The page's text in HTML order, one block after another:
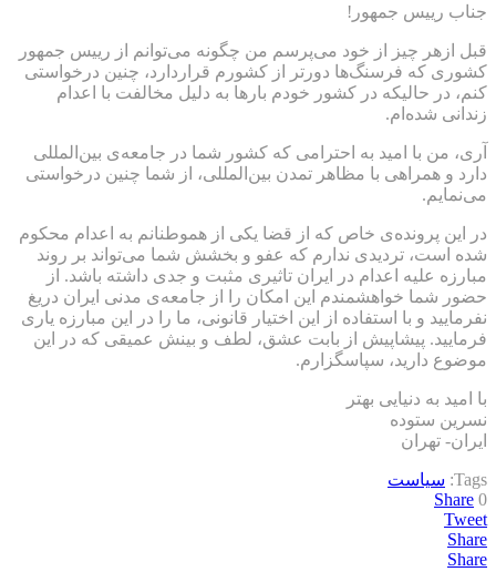
جناب رییس جمهور!
قبل ازهر چیز از خود می‌پرسم من چگونه می‌توانم از رییس جمهور
کشوری که فرسنگ‌ها دورتر از کشورم قراردارد، چنین درخواستی
کنم، در حالیکه در کشور خودم بارها به دلیل مخالفت با اعدام
زندانی شده‌ام.
آری، من با امید به احترامی که کشور شما در جامعه‌ی بین‌المللی
دارد و همراهی با مظاهر تمدن بین‌المللی، از شما چنین درخواستی
می‌نمایم.
در این پرونده‌ی خاص که از قضا یکی از هموطنانم به اعدام محکوم
شده است، تردیدی ندارم که عفو و بخشش شما می‌تواند بر روند
مبارزه علیه اعدام در ایران تاثیری مثبت و جدی داشته باشد. از
حضور شما خواهشمندم این امکان را از جامعه‌ی مدنی ایران دریغ
نفرمایید و با استفاده از این اختیار قانونی، ما را در این مبارزه یاری
فرمایید. پیشاپیش از بابت عشق، لطف و بینش عمیقی که در این
موضوع دارید، سپاسگزارم.
با امید به دنیایی بهتر
نسرین ستوده
ایران- تهران
Tags: سیاست
Share 0
Tweet
Share
Share